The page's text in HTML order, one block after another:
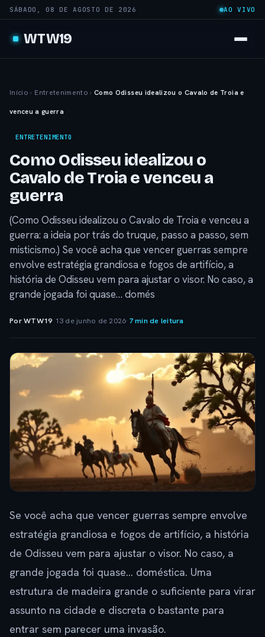
SÁBADO, 08 DE AGOSTO DE 2026 AO VIVO
WTW19
Início › Entretenimento › Como Odisseu idealizou o Cavalo de Troia e
venceu a guerra
ENTRETENIMENTO
Como Odisseu idealizou o
Cavalo de Troia e venceu a
guerra
(Como Odisseu idealizou o Cavalo de Troia e venceu a
guerra: a ideia por trás do truque, passo a passo, sem
misticismo.) Se você acha que vencer guerras sempre
envolve estratégia grandiosa e fogos de artifício, a
história de Odisseu vem para ajustar o visor. No caso, a
grande jogada foi quase… domés
Por WTW19· 13 de junho de 2026· 7 min de leitura
Se você acha que vencer guerras sempre envolve
estratégia grandiosa e fogos de artifício, a história
de Odisseu vem para ajustar o visor. No caso, a
grande jogada foi quase… doméstica. Uma
estrutura de madeira grande o suficiente para virar
assunto na cidade e discreta o bastante para
entrar sem parecer uma invasão.